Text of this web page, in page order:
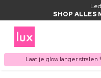
SHOP ALLES
Laat je glow langer